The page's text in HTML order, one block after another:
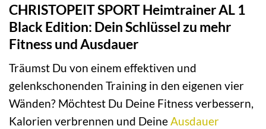
CHRISTOPEIT SPORT Heimtrainer AL 1
Black Edition: Dein Schlüssel zu mehr
Fitness und Ausdauer
Träumst Du von einem effektiven und
gelenkschonenden Training in den eigenen vier
Wänden? Möchtest Du Deine Fitness verbessern,
Kalorien verbrennen und DeineAusdauer